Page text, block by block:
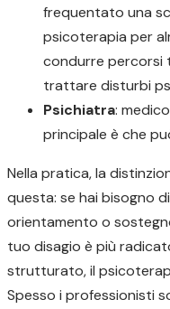
frequentato una
psicoterapia per
condurre percorsi
trattare disturbi
Psichiatra:
principale è che
Nella pratica, la
questa: se hai bisogno
orientamento o
tuo disagio è più
strutturato, il
Spesso i professionisti